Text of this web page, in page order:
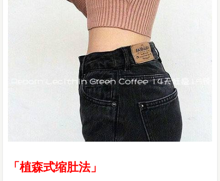
「植森式缩肚法」